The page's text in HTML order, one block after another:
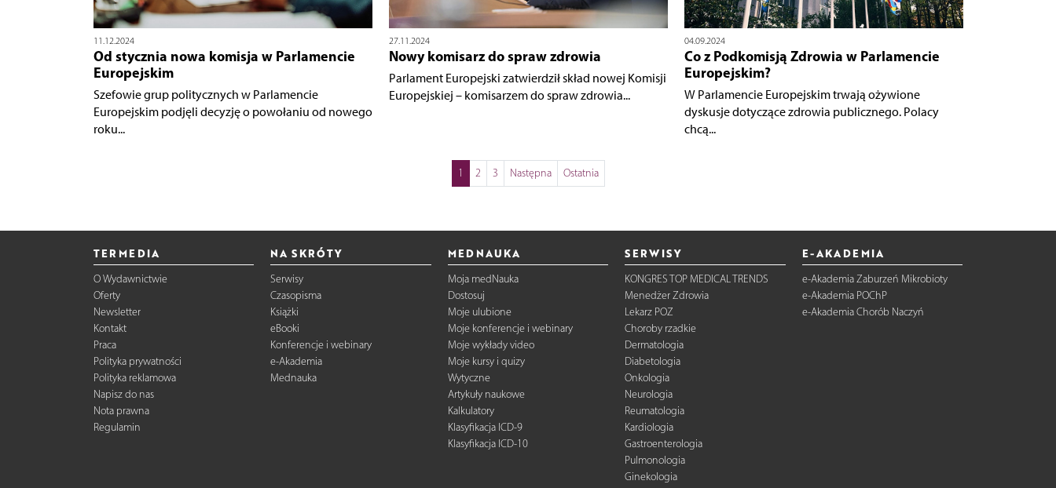
11.12.2024
Od stycznia nowa komisja w Parlamencie
Europejskim
Szefowie grup politycznych w Parlamencie
Europejskim podjęli decyzję o powołaniu od nowego
roku...
27.11.2024
Nowy komisarz do spraw zdrowia
Parlament Europejski zatwierdził skład nowej Komisji
Europejskiej – komisarzem do spraw zdrowia...
04.09.2024
Co z Podkomisją Zdrowia w Parlamencie
Europejskim?
W Parlamencie Europejskim trwają ożywione
dyskusje dotyczące zdrowia publicznego. Polacy
chcą...
1 2 3 Następna Ostatnia
TERMEDIA
O Wydawnictwie
Oferty
Newsletter
Kontakt
Praca
Polityka prywatności
Polityka reklamowa
Napisz do nas
Nota prawna
Regulamin
NA SKRÓTY
Serwisy
Czasopisma
Książki
eBooki
Konferencje i webinary
e-Akademia
Mednauka
MEDNAUKA
Moja medNauka
Dostosuj
Moje ulubione
Moje konferencje i webinary
Moje wykłady video
Moje kursy i quizy
Wytyczne
Artykuły naukowe
Kalkulatory
Klasyfikacja ICD-9
Klasyfikacja ICD-10
SERWISY
KONGRES TOP MEDICAL TRENDS
Menedżer Zdrowia
Lekarz POZ
Choroby rzadkie
Dermatologia
Diabetologia
Onkologia
Neurologia
Reumatologia
Kardiologia
Gastroenterologia
Pulmonologia
Ginekologia
E-AKADEMIA
e-Akademia Zaburzeń Mikrobioty
e-Akademia POChP
e-Akademia Chorób Naczyń